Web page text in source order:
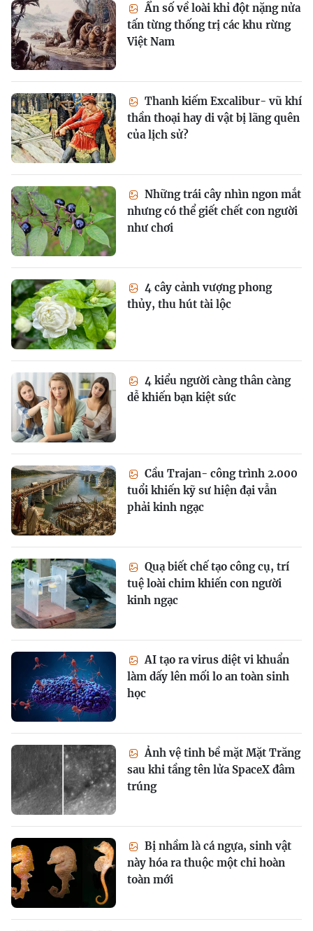
Ẩn số về loài khỉ đột nặng nửa
tấn từng thống trị các khu rừng
Việt Nam
Thanh kiếm Excalibur- vũ khí
thần thoại hay di vật bị lãng quên
của lịch sử?
Những trái cây nhìn ngon mắt
nhưng có thể giết chết con người
như chơi
4 cây cảnh vượng phong
thủy, thu hút tài lộc
4 kiểu người càng thân càng
dễ khiến bạn kiệt sức
Cầu Trajan- công trình 2.000
tuổi khiến kỹ sư hiện đại vẫn
phải kinh ngạc
Quạ biết chế tạo công cụ, trí
tuệ loài chim khiến con người
kinh ngạc
AI tạo ra virus diệt vi khuẩn
làm dấy lên mối lo an toàn sinh
học
Ảnh vệ tinh bề mặt Mặt Trăng
sau khi tầng tên lửa SpaceX đâm
trúng
Bị nhầm là cá ngựa, sinh vật
này hóa ra thuộc một chi hoàn
toàn mới